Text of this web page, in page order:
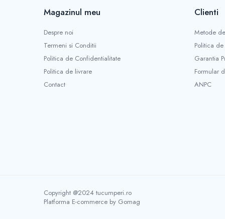
Ustensile gatit
Aparate de facut carnati
Masini de tocat carnea manuale
Storcatoare rosii si legume
Accesorii gaz
Arzatoare & pirostrii gaz
Motoburghie & motosfredele
Magazinul meu
Despre noi
Termeni si Conditii
Politica de Confidentialitate
Politica de livrare
Contact
Clienti
Metode
Politica de
Garantia
Formular
ANPC
Copyright @2024 tucumperi.ro
Platforma E-commerce by Gomag